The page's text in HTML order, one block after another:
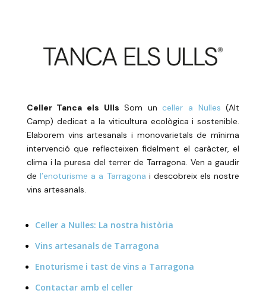
Celler Tanca els Ulls Som unceller a Nulles (Alt
Camp) dedicat a la viticultura ecològica i sostenible.
Elaborem vins artesanals i monovarietals de mínima
intervenció que reflecteixen fidelment el caràcter, el
clima i la puresa del terrer de Tarragona. Ven a gaudir
de l’enoturisme a a Tarragona i descobreix els nostre
vins artesanals.
Celler a Nulles: La nostra història
Vins artesanals de Tarragona
Enoturisme i tast de vins a Tarragona
Contactar amb el celler